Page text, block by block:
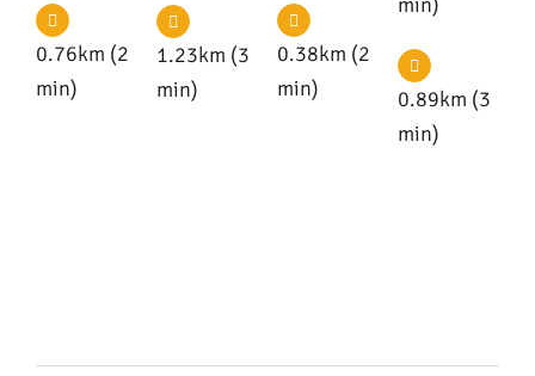
0.76km (2
min)
1.23km (3
min)
0.38km (2
min)
0.89km (3
min)